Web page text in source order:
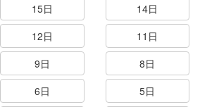
15日
14日
12日
11日
9日
8日
6日
5日